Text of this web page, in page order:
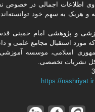
اطلاعات اجمالی در
و هریک به سهم خود
و پژوهشی امام خمینی
جمهوری اسلامی، موسسه
كل نشریات تخصصی.
https://nashriyat.ir